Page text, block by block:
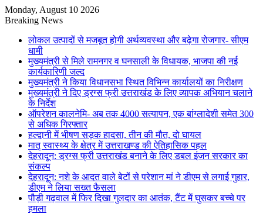
Monday, August 10 2026
Breaking News
लोकल उत्पादों से मजबूत होगी अर्थव्यवस्था और बढ़ेगा रोजगार- सीएम
धामी
मुख्यमंत्री से मिले रामनगर व घनसाली के विधायक, भाजपा की नई
कार्यकारिणी जल्द
मुख्यमंत्री ने किया विधानसभा स्थित विभिन्न कार्यालयों का निरीक्षण
मुख्यमंत्री ने दिए ड्रग्स फ्री उत्तराखंड के लिए व्यापक अभियान चलाने
के निर्देश
ऑपरेशन कालनेमि- अब तक 4000 सत्यापन, एक बांग्लादेशी समेत 300
से अधिक गिरफ्तार
हल्द्वानी में भीषण सड़क हादसा, तीन की मौत, दो घायल
मातृ स्वास्थ्य के क्षेत्र में उत्तराखण्ड की ऐतिहासिक पहल
देहरादून: ड्रग्स फ्री उत्तराखंड बनाने के लिए डबल इंजन सरकार का
संकल्प
देहरादून: नशे के आदत वाले बेटों से परेशान मां ने डीएम से लगाई गुहार,
डीएम ने लिया सख्त फैसला
पौड़ी गढ़वाल में फिर दिखा गुलदार का आतंक, टैंट में घुसकर बच्चे पर
हमला